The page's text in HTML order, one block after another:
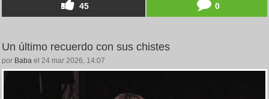
45 0
Un último recuerdo con sus chistes
por Baba el 24 mar 2026, 14:07